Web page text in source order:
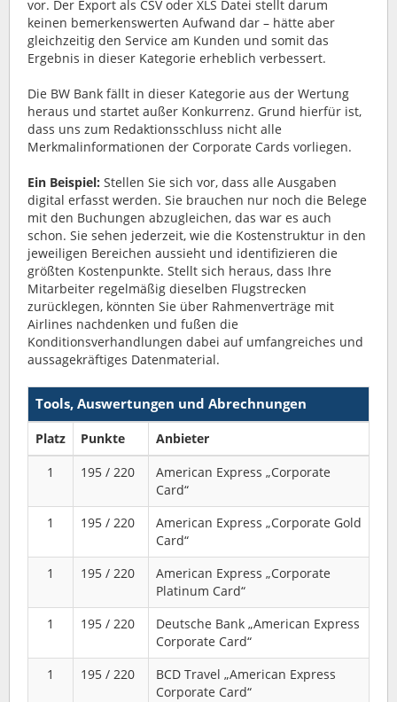
vor. Der Export als CSV oder XLS Datei stellt darum
keinen bemerkenswerten Aufwand dar – hätte aber
gleichzeitig den Service am Kunden und somit das
Ergebnis in dieser Kategorie erheblich verbessert.
Die BW Bank fällt in dieser Kategorie aus der Wertung
heraus und startet außer Konkurrenz. Grund hierfür ist,
dass uns zum Redaktionsschluss nicht alle
Merkmalinformationen der Corporate Cards vorliegen.
Ein Beispiel: Stellen Sie sich vor, dass alle Ausgaben
digital erfasst werden. Sie brauchen nur noch die Belege
mit den Buchungen abzugleichen, das war es auch
schon. Sie sehen jederzeit, wie die Kostenstruktur in den
jeweiligen Bereichen aussieht und identifizieren die
größten Kostenpunkte. Stellt sich heraus, dass Ihre
Mitarbeiter regelmäßig dieselben Flugstrecken
zurücklegen, könnten Sie über Rahmenverträge mit
Airlines nachdenken und fußen die
Konditionsverhandlungen dabei auf umfangreiches und
aussagekräftiges Datenmaterial.
Tools, Auswertungen und Abrechnungen
Platz Punkte
Anbieter
1
195 / 220
American Express „Corporate
Card“
1
195 / 220
American Express „Corporate Gold
Card“
1
195 / 220
American Express „Corporate
Platinum Card“
1
195 / 220
Deutsche Bank „American Express
Corporate Card“
1
195 / 220
BCD Travel „American Express
Corporate Card“